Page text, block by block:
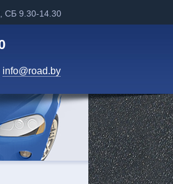
СБ 9.30-14.30
info@road.by